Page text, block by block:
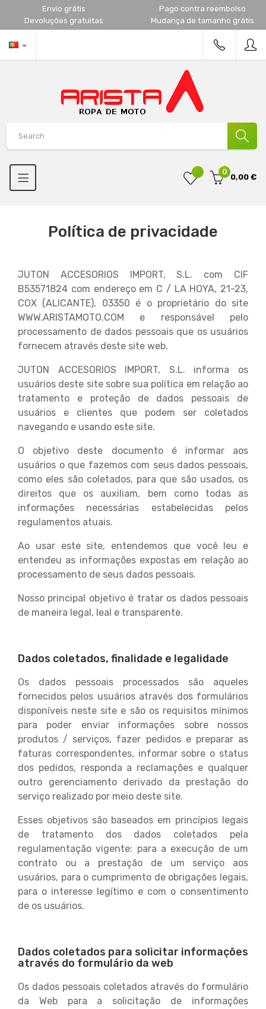
Envio grátis
Pago contra reembolso
Devoluções gratuitas
Mudança de tamanho grátis
0
0,00 €
Política de privacidade
JUTON ACCESORIOS IMPORT, S.L. com CIF
B53571824 com endereço em C / LA HOYA, 21-23,
COX (ALICANTE), 03350 é o proprietário do site
WWW.ARISTAMOTO.COM e responsável pelo
processamento de dados pessoais que os usuários
fornecem através deste site web.
JUTON ACCESORIOS IMPORT, S.L. informa os
usuários deste site sobre sua política em relação ao
tratamento e proteção de dados pessoais de
usuários e clientes que podem ser coletados
navegando e usando este site.
O objetivo deste documento é informar aos
usuários o que fazemos com seus dados pessoais,
como eles são coletados, para que são usados, os
direitos que os auxiliam, bem como todas as
informações necessárias estabelecidas pelos
regulamentos atuais.
Ao usar este site, entendemos que você leu e
entendeu as informações expostas em relação ao
processamento de seus dados pessoais.
Nosso principal objetivo é tratar os dados pessoais
de maneira legal, leal e transparente.
Dados coletados, finalidade e legalidade
Os dados pessoais processados ​​são aqueles
fornecidos pelos usuários através dos formulários
disponíveis neste site e são os requisitos mínimos
para poder enviar informações sobre nossos
produtos / serviços, fazer pedidos e preparar as
faturas correspondentes, informar sobre o status
dos pedidos, responda a reclamações e qualquer
outro gerenciamento derivado da prestação do
serviço realizado por meio deste site.
Esses objetivos são baseados em princípios legais
de tratamento dos dados coletados pela
regulamentação vigente: para a execução de um
contrato ou a prestação de um serviço aos
usuários, para o cumprimento de obrigações legais,
para o interesse legítimo e com o consentimento
de os usuários.
Dados coletados para solicitar informações
através do formulário da web
Os dados pessoais coletados através do formulário
da Web para a solicitação de informações